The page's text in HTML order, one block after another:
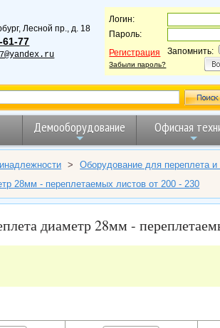
, Лесной пр., д. 18
61-77
Логин:
Пароль:
Регистрация
Забыли пароль?
Запомнить:
Демооборудование Офисная
> Оборудование для переплета
28мм - переплетаемых листов от 200 - 230
диаметр 28мм -